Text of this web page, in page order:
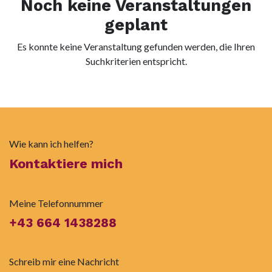
Noch keine Veranstaltungen
geplant
Es konnte keine Veranstaltung gefunden werden, die Ihren
Suchkriterien entspricht.
Wie kann ich helfen?
Kontaktiere mich
Meine Telefonnummer
+43 664 1438288
Schreib mir eine Nachricht